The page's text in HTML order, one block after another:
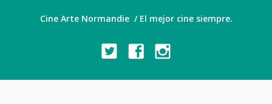
Cine Arte Normandie / El mejor cine siempre.